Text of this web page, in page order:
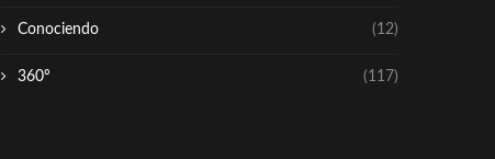
Conociendo (12)
360º (117)